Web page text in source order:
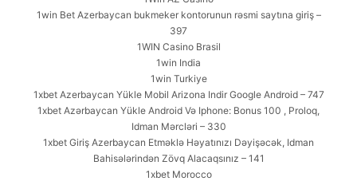
1win Bet Azerbaycan bukmeker kontorunun rəsmi saytına giriş –
397
1WIN Casino Brasil
1win India
1win Turkiye
1xbet Azerbaycan Yükle Mobil Arizona Indir Google Android – 747
1xbet Azərbaycan Yükle Android Və Iphone: Bonus 100 , Proloq,
Idman Mərcləri – 330
1xbet Giriş Azerbaycan Etməklə Həyatınızı Dəyişəcək, Idman
Bahisələrindən Zövq Alacaqsınız – 141
1xbet Morocco